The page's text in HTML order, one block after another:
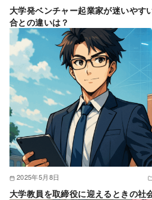
大学発ベンチャー起業家が迷いや
合との違いは？
2025年5月8日
大学教員を取締役に迎えるときの社